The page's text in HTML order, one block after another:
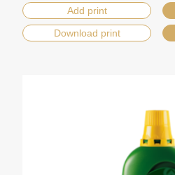
Add print
Download print